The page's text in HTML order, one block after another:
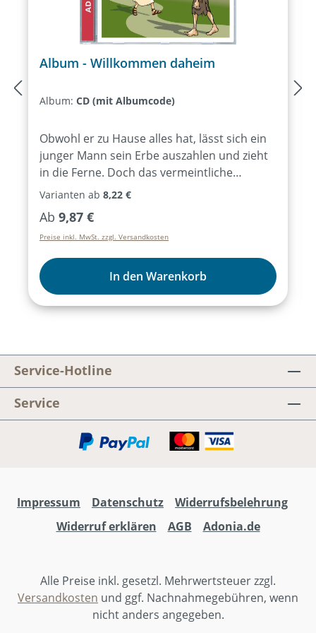
Album - Willkommen daheim
Album: CD (mit Albumcode)
Obwohl er zu Hause alles hat, lässt sich ein
junger Mann sein Erbe auszahlen und zieht
in die Ferne. Doch das vermeintliche
Abenteuer endet im totalen Absturz:
Niedriger kann man nicht sinken. Schließlich
kehrt er nach Hause zurück, doch wie
werden sein Vater und sein älterer Bruder
auf seine Rückkehr reagieren? Das wohl
bekannteste Gleichnis von Jesus – packend
inszeniert mit Musik und Texten, die ins Herz
Wittwer, Larissa Leuschner
Varianten ab 8,22 €
Regulärer Preis:
Ab 9,87 €
Preise inkl. MwSt. zzgl. Versandkosten
In den Warenkorb
Service-Hotline
Service
Impressum Datenschutz
Widerrufsbelehrung
Widerruf erklären
AGB Adonia.de
Alle Preise inkl. gesetzl. Mehrwertsteuer zzgl.
Versandkosten und ggf. Nachnahmegebühren, wenn
nicht anders angegeben.